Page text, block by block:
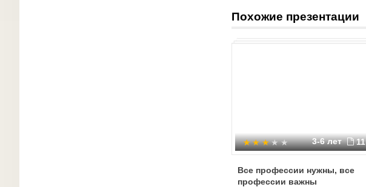
Похожие презентации
3-6 лет 11
Все профессии нужны, все
профессии важны